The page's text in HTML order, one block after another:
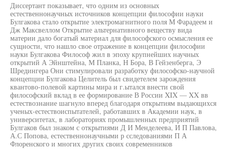
Диссертант показывает, что одним из основных
естественнонаучных источников концепции философии науки
Булгакова стало открытие электромагнитного поля М Фарадеем и
Дж Максвеллом Открытие альтернативного веществу вида
материи дало богатый материал для философского осмысления ее
сущности, что нашло свое отражение в концепции философии
науки Булгакова Философ жил в эпоху крупнейших научных
открытий А Эйнштейна, М Планка, Н Бора, В Гейзенберга, Э
Шредингера Они стимулировали разработку философско-научной
концепции Булгакова Целитель был свидетелем зарождения
квантово-полевой картины мира и г.ытался внести свой
философский вклад в ее формирование В России XIX — XX вв
естествознание шагнуло вперед благодаря открытиям выдающихся
ученых-естествоиспытателей, работавших в Академии наук, в
университетах, в лабораториях промышленных предприятий
Булгаков был знаком с открытиями Д И Менделеева, И П Павлова,
А.С Попова, естественнонаучными р сследованиями П А
Флоренского и многих других своих современников